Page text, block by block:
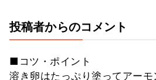
投稿者からのコメント
■コツ・ポイント
溶き卵はたっぷり塗ってアーモ